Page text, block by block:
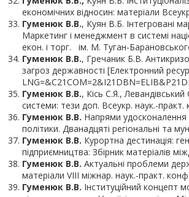
економічних відносин: матеріали
Гуменюк В.В., Куян В.Б. Інтегровані
Маркетинг і менеджмент в системі
екон. і торг. ім. М. Туган-
Гуменюк В.В., Гречаник Б.В.
загроз державності [Електронний
Гуменюк В.В., Кісь С.Я.,
системи: тези доп. Всеукр. наук.-
Гуменюк В.В. Напрями удосконалення
політики. Дванадцяті регіональні та
Гуменюк В.В. Курортна дестинація:
підприємництва: Збірник матеріалів
Гуменюк В.В. Актуальні проблеми
матеріали VIII міжнар. наук.-практ.
Гуменюк В.В. Інституційний концепт